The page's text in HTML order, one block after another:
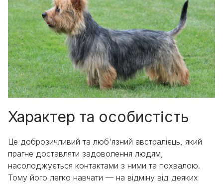
Характер та особистість
Це доброзичливий та люб'язний австралієць, який
прагне доставляти задоволення людям,
насолоджується контактами з ними та похвалою.
Тому його легко навчати — на відміну від деяких